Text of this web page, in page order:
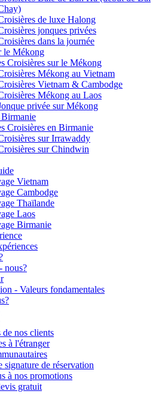
de luxe Halong
jonques privées
dans la journée
le Mékong
Croisières sur le Mékong
Mékong au Vietnam
Vietnam & Cambodge
Mékong au Laos
privée sur Mékong
Birmanie
Croisières en Birmanie
sur Irrawaddy
sur Chindwin
Vietnam
Cambodge
Thaïlande
Laos
Birmanie
nous?
- Valeurs fondamentales
de nos clients
à l'étranger
signature de réservation
à nos promotions
gratuit